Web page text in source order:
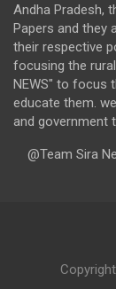
Andha Pradesh,
Papers and they
their respective
focusing the
NEWS" to focus
educate them.
and government
@Team Sira